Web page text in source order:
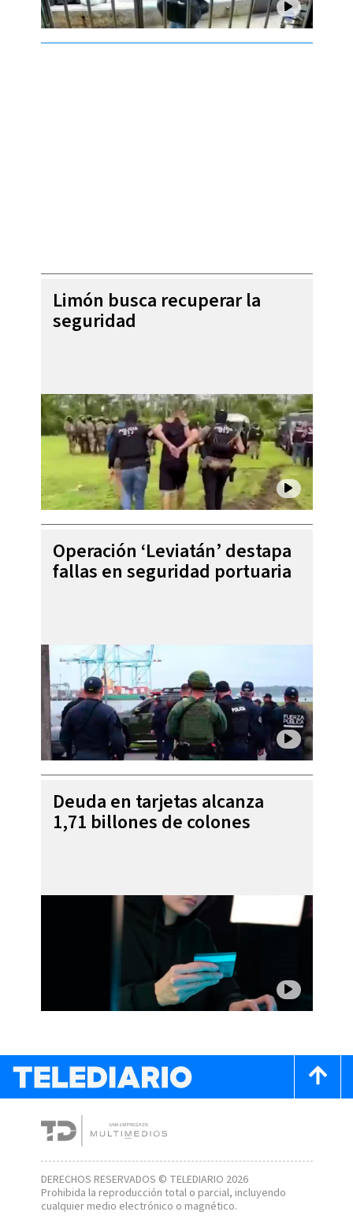
Limón busca recuperar la
seguridad
Operación ‘Leviatán’ destapa
fallas en seguridad portuaria
Deuda en tarjetas alcanza
1,71 billones de colones
DERECHOS RESERVADOS © TELEDIARIO 2026
Prohibida la reproducción total o parcial, incluyendo
cualquier medio electrónico o magnético.